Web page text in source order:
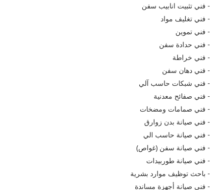
- فني تثبيت انابيب سفن
- فني تغليف مواد
- فني تموين
- فني حدادة سفن
- فني خراطة
- فني دهان سفن
- فني شبكات حاسب آلي
- فني صفائح معدنية
- فني صمامات ومضخات
- فني صيانة بدن زوارق
- فني صيانة حاسب الي
- فني صيانة سفن (غواص)
- فني صيانة طوربيدات
- باحث توظيف موارد بشرية
- فني صيانة أجهزة مساندة